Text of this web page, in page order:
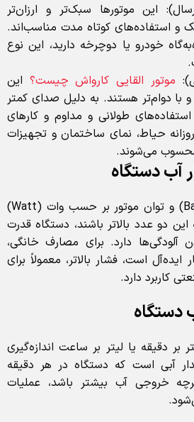
این موتورها سبک‌تر و ارزان‌تر
و استفاده‌های کوتاه مدت مناسب‌اند.
خودرو یا دوچرخه دارید، این نوع
موتور القایی کارواش چیست؟ این
و با دوام‌تر هستند. به دلیل صدای کمتر
طولانی و مداوم و کارهای
حیاط، نمای ساختمان و تجهیزات
می‌شوند.
آب دستگاه
فشار آب بر حسب بار (Bar) و توان موتور بر حسب وات (Watt)
دو عدد بالاتر باشند، دستگاه قدرت
آلودگی‌ها دارد. برای مصارف خانگی،
بین 100 تا 130 بار ایده‌آل است، فشار بالاتر، معمولاً برای
کاربرد دارد.
دستگاه
بر دقیقه یا لیتر بر ساعت اندازه‌گیری
آبی است که دستگاه در هر دقیقه
خروجی آب بیشتر باشد، عملیات